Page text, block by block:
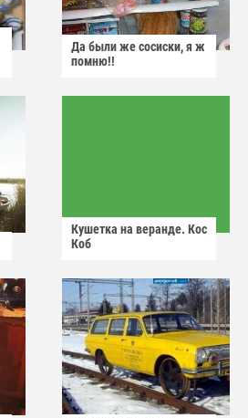
Да были же сосиски, я ж
помню!!
Кушетка на веранде. Кос
Коб